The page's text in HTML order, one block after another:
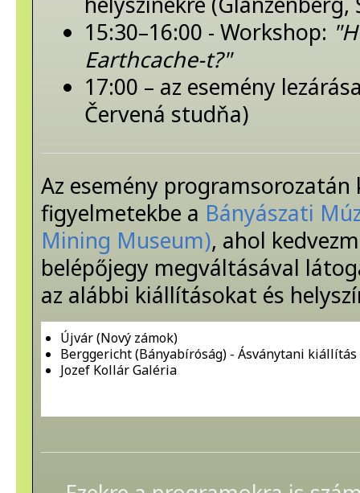
15:30–16:00 - Workshop:
Earthcache-t?"
17:00 – az esemény
Červená studňa)
Az esemény
figyelmetekbe a Bányászati
Mining Museum), ahol
belépőjegy megváltásával
az alábbi kiállításokat és
Újvár (Nový zámok)
Berggericht (Bányabíróság) - Ásványtani kiállítás
Jozef Kollár Galéria